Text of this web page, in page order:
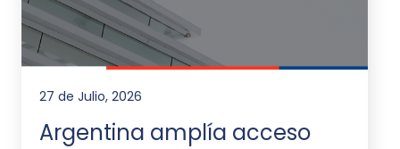
27 de Julio, 2026
Argentina amplía acceso